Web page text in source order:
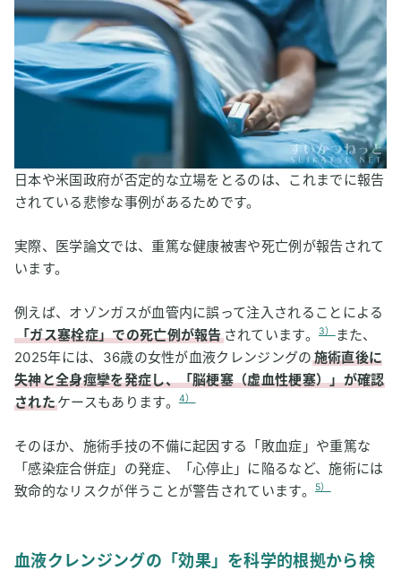
日本や米国政府が否定的な立場をとるのは、これまでに報告
されている悲惨な事例があるためです。
実際、医学論文では、重篤な健康被害や死亡例が報告されて
います。
例えば、オゾンガスが血管内に誤って注入されることによる
「ガス塞栓症」での死亡例が報告されています。3） また、
2025年には、36歳の女性が血液クレンジングの施術直後に
失神と全身痙攣を発症し、「脳梗塞（虚血性梗塞）」が確認
されたケースもあります。4）
そのほか、施術手技の不備に起因する「敗血症」や重篤な
「感染症合併症」の発症、「心停止」に陥るなど、施術には
致命的なリスクが伴うことが警告されています。5）
血液クレンジングの「効果」を科学的根拠から検